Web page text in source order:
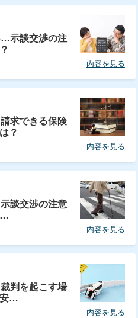
示談交渉の注
内容を見る
求できる保険
？
内容を見る
談交渉の注意
…
内容を見る
判を起こす場
安…
内容を見る